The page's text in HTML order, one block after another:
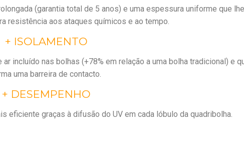
(garantia total de 5 anos) e uma espessura uniforme que
resistência aos ataques químicos e ao tempo.
+ ISOLAMENTO
incluído nas bolhas (+78% em relação a uma bolha tradicional) e
uma barreira de contacto.
+ DESEMPENHO
eficiente graças à difusão do UV em cada lóbulo da quadribolha.